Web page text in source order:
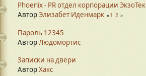
Phoenix - PR отдел корпорации ЭкзоТек
АвторЭлизабет Иденмарк 1 2
Пароль 12345
АвторЛюдомортис
Записки на двери
АвторХакс